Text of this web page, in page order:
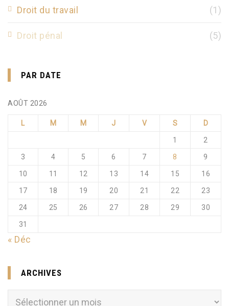
Droit du travail (1)
Droit pénal (5)
PAR DATE
AOÛT 2026
L M M J V S D
1 2
3 4 5 6 7 8 9
10 11 12 13 14 15 16
17 18 19 20 21 22 23
24 25 26 27 28 29 30
31
« Déc
ARCHIVES